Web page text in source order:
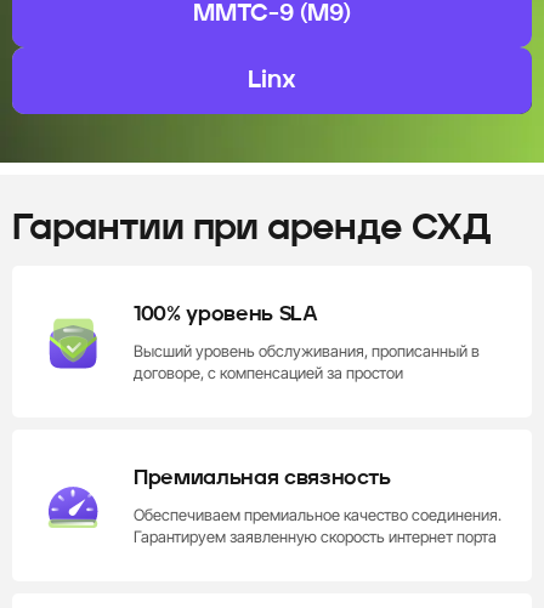
ММТС-9 (М9)
Linx
Один из первых коммерческих ЦОД Москвы
Гарантии при аренде СХД
100% уровень SLA
Высший уровень обслуживания, прописанный в
договоре, с компенсацией за простои
Премиальная связность
Обеспечиваем премиальное качество соединения.
Гарантируем заявленную скорость интернет порта